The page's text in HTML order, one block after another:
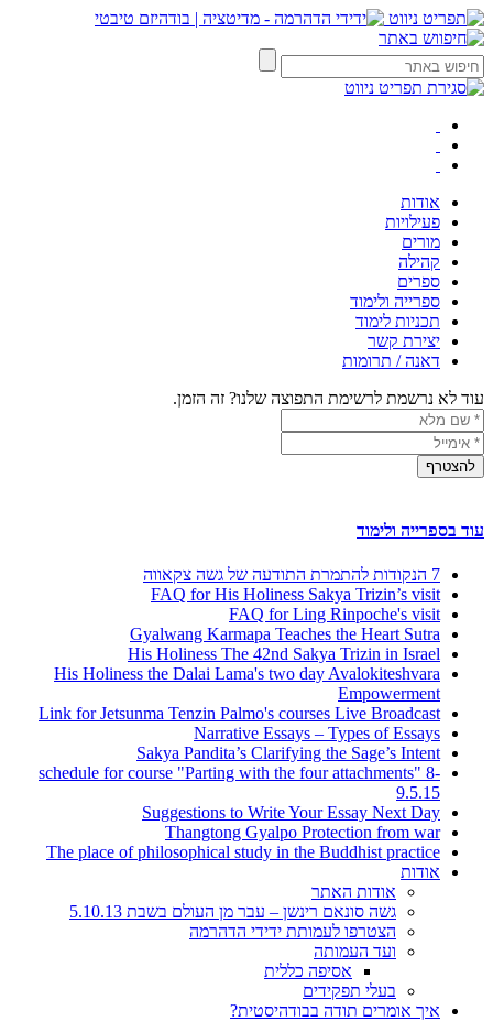
אודות
פעילויות
מורים
קהילה
ספרים
ספרייה ולימוד
תכניות לימוד
יצירת קשר
דאנה / תרומות
עוד לא נרשמת לרשימת התפוצה שלנו? זה הזמן.
עוד בספרייה ולימוד
7 הנקודות להתמרת התודעה של גשה צקאווה
FAQ for His Holiness Sakya Trizin’s visit
FAQ for Ling Rinpoche's visit
Gyalwang Karmapa Teaches the Heart Sutra
His Holiness The 42nd Sakya Trizin in Israel
His Holiness the Dalai Lama's two day Avalokiteshvara
Empowerment
Link for Jetsunma Tenzin Palmo's courses Live Broadcast
Narrative Essays – Types of Essays
Sakya Pandita’s Clarifying the Sage’s Intent
schedule for course "Parting with the four attachments" 8-
9.5.15
Suggestions to Write Your Essay Next Day
Thangtong Gyalpo Protection from war
The place of philosophical study in the Buddhist practice
אודות
אודות האתר
גשה סונאם רינשן – עבר מן העולם בשבת 5.10.13
הצטרפו לעמותת ידידי הדהרמה
ועד העמותה
אסיפה כללית
בעלי תפקידים
איך אומרים תודה בבודהיסטית?